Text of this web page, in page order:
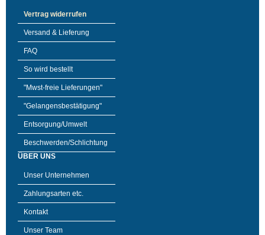
Vertrag widerrufen
Versand & Lieferung
FAQ
So wird bestellt
"Mwst-freie Lieferungen"
"Gelangensbestätigung"
Entsorgung/Umwelt
Beschwerden/Schlichtung
ÜBER UNS
Unser Unternehmen
Zahlungsarten etc.
Kontakt
Unser Team